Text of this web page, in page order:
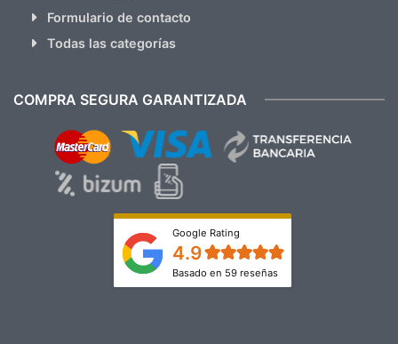
Formulario de contacto
Todas las categorías
COMPRA SEGURA GARANTIZADA
Google Rating
4.9
Basado en 59 reseñas